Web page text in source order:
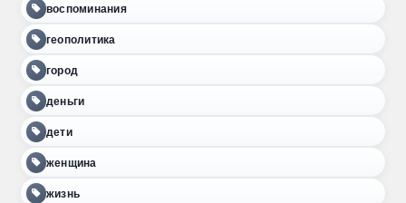
воспоминания
геополитика
город
деньги
дети
женщина
жизнь